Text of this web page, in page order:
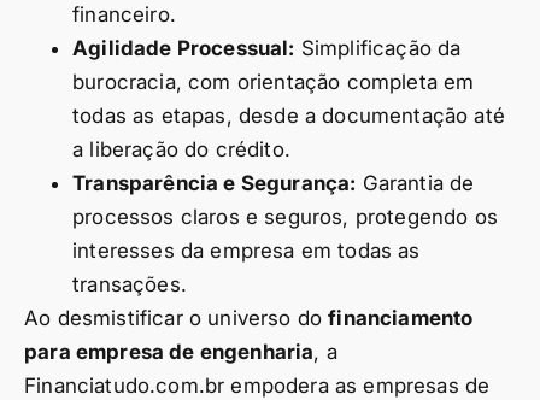
financeiro.
Agilidade Processual: Simplificação da
burocracia, com orientação completa em
todas as etapas, desde a documentação até
a liberação do crédito.
Transparência e Segurança: Garantia de
processos claros e seguros, protegendo os
interesses da empresa em todas as
transações.
Ao desmistificar o universo dofinanciamento
para empresa de engenharia, a
Financiatudo.com.br empodera as empresas de